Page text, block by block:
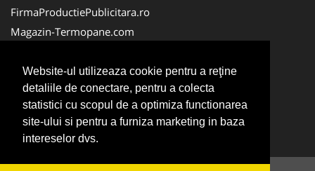
Website-ul utilizeaza cookie pentru a reţine
detaliile de conectare, pentru a colecta
statistici cu scopul de a optimiza functionarea
site-ului si pentru a furniza marketing in baza
intereselor dvs.
FirmaProductiePublicitara.ro
Magazin-Termopane.com
CramaVinuri.ro
FirmaTractariAuto.ro
InstalatiiSolare.com
Pescaresc.ro